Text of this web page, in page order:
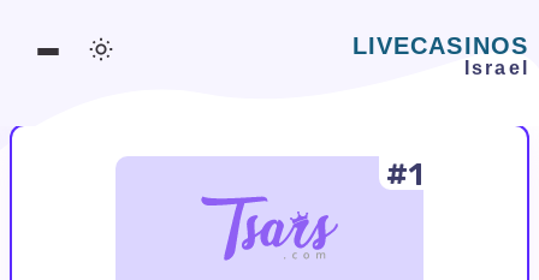
משחקים אונליין
#1